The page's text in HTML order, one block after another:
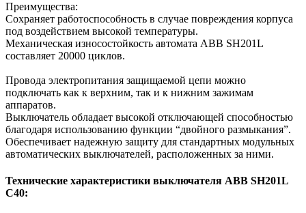
Преимущества:
Сохраняет работоспособность в случае повреждения корпуса
под воздействием высокой температуры.
Механическая износостойкость автомата ABB SH201L
составляет 20000 циклов.
Провода электропитания защищаемой цепи можно
подключать как к верхним, так и к нижним зажимам
аппаратов.
Выключатель обладает высокой отключающей способностью
благодаря использованию функции “двойного размыкания”.
Обеспечивает надежную защиту для стандартных модульных
автоматических выключателей, расположенных за ними.
Технические характеристики выключателя ABB SH201L
C40: